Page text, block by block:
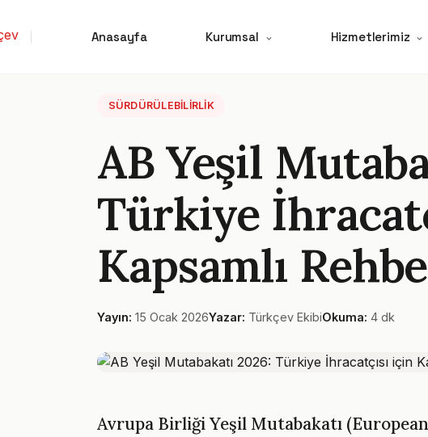
Anasayfa Kurumsal Hizmetlerimiz
SÜRDÜRÜLEBILIRLIK
AB Yeşil
Türkiye
Kapsamlı
Yayın: 15 Ocak 2026Yazar: Türkçev EkibiOkuma: 4 dk
Avrupa Birliği Yeşil Mutabakatı